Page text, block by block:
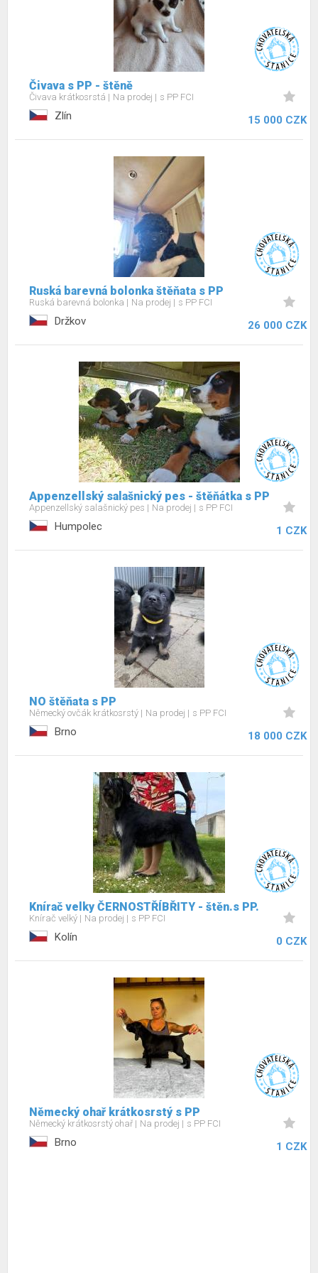
Čivava s PP - štěně
Čivava krátkosrstá Na prodej s PP FCI
Zlín 15 000 CZK
Ruská barevná bolonka štěňata s PP
Ruská barevná bolonka Na prodej s PP FCI
Držkov 26 000 CZK
Appenzellský salašnický pes - štěňátka s PP
Appenzellský salašnický pes Na prodej s PP FCI
Humpolec 1 CZK
NO štěňata s PP
Německý ovčák krátkosrstý Na prodej s PP FCI
Brno 18 000 CZK
Knírač velky ČERNOSTŘÍBŘITY - štěn.s PP.
Knírač velký Na prodej s PP FCI
Kolín 0 CZK
Německý ohař krátkosrstý s PP
Německý krátkosrstý ohař Na prodej s PP FCI
Brno 1 CZK